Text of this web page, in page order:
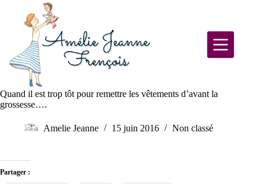
Quand il est trop tôt pour remettre les vêtements d’avant la
grossesse….
Amelie Jeanne 15 juin 2016 Non classé
Partager :